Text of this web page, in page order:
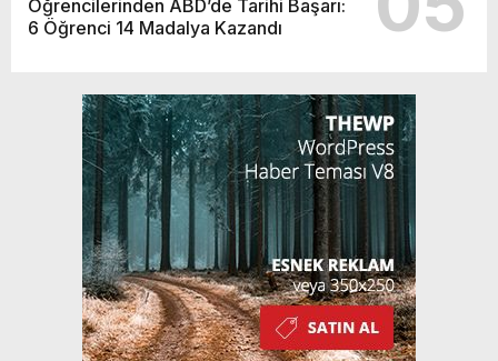
Öğrencilerinden ABD’de Tarihi Başarı:
6 Öğrenci 14 Madalya Kazandı